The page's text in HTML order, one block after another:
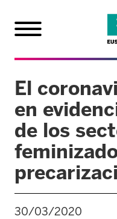
El
en
de los
30/03/2020